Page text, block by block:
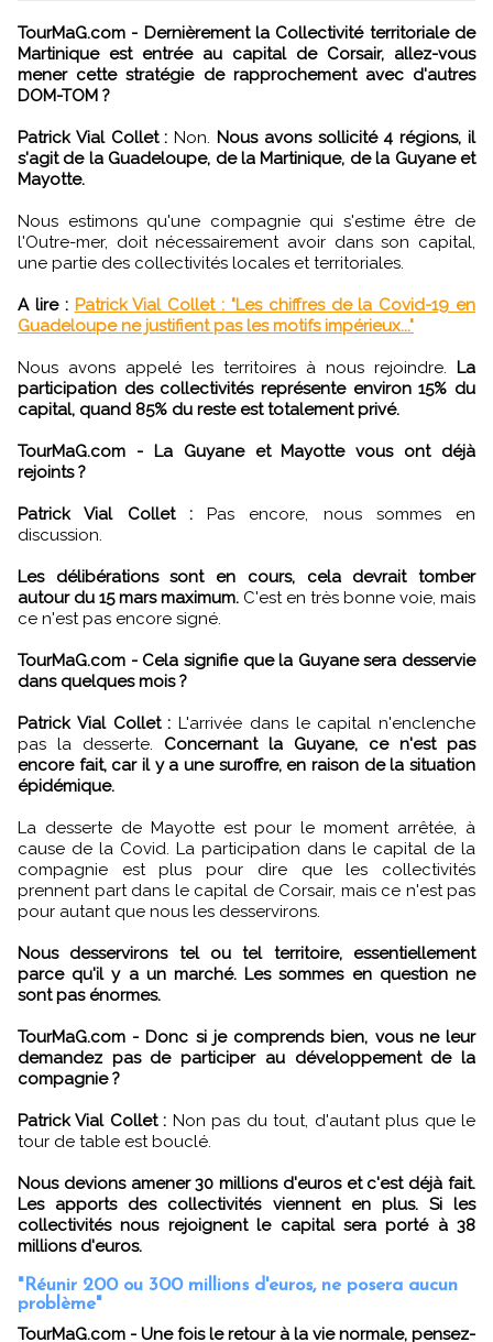
TourMaG.com - Dernièrement la Collectivité territoriale de
Martinique est entrée au capital de Corsair, allez-vous
mener cette stratégie de rapprochement avec d'autres
DOM-TOM ?
Patrick Vial Collet : Non. Nous avons sollicité 4 régions, il
s'agit de la Guadeloupe, de la Martinique, de la Guyane et
Mayotte.
Nous estimons qu'une compagnie qui s'estime être de
l'Outre-mer, doit nécessairement avoir dans son capital,
une partie des collectivités locales et territoriales.
A lire : Patrick Vial Collet : "Les chiffres de la Covid-19 en
Guadeloupe ne justifient pas les motifs impérieux..."
Nous avons appelé les territoires à nous rejoindre.
La
participation des collectivités représente environ 15% du
capital, quand 85% du reste est totalement privé.
TourMaG.com - La Guyane et Mayotte vous ont déjà
rejoints ?
Patrick Vial Collet :Pas encore, nous sommes en
discussion.
Les délibérations sont en cours, cela devrait tomber
autour du 15 mars maximum. C'est en très bonne voie, mais
ce n'est pas encore signé.
TourMaG.com - Cela signifie que la Guyane sera desservie
dans quelques mois ?
Patrick Vial Collet : L'arrivée dans le capital n'enclenche
pas la desserte. Concernant la Guyane, ce n'est pas
encore fait, car il y a une suroffre, en raison de la situation
épidémique.
La desserte de Mayotte est pour le moment arrêtée, à
cause de la Covid. La participation dans le capital de la
compagnie est plus pour dire que les collectivités
prennent part dans le capital de Corsair, mais ce n'est pas
pour autant que nous les desservirons.
Nous desservirons tel ou tel territoire, essentiellement
parce qu'il y a un marché. Les sommes en question ne
sont pas énormes.
TourMaG.com - Donc si je comprends bien, vous ne leur
demandez pas de participer au développement de la
compagnie ?
Patrick Vial Collet : Non pas du tout, d'autant plus que le
tour de table est bouclé.
Nous devions amener 30 millions d'euros et c'est déjà fait.
Les apports des collectivités viennent en plus. Si les
collectivités nous rejoignent le capital sera porté à 38
millions d'euros.
"Réunir 200 ou 300 millions d'euros, ne posera aucun
problème"
TourMaG.com - Une fois le retour à la vie normale, pensez-